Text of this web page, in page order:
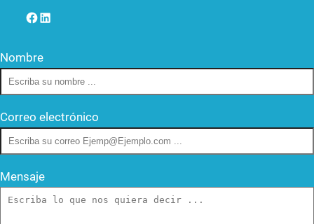
Facebook LinkedIn
Nombre
Correo electrónico
Mensaje